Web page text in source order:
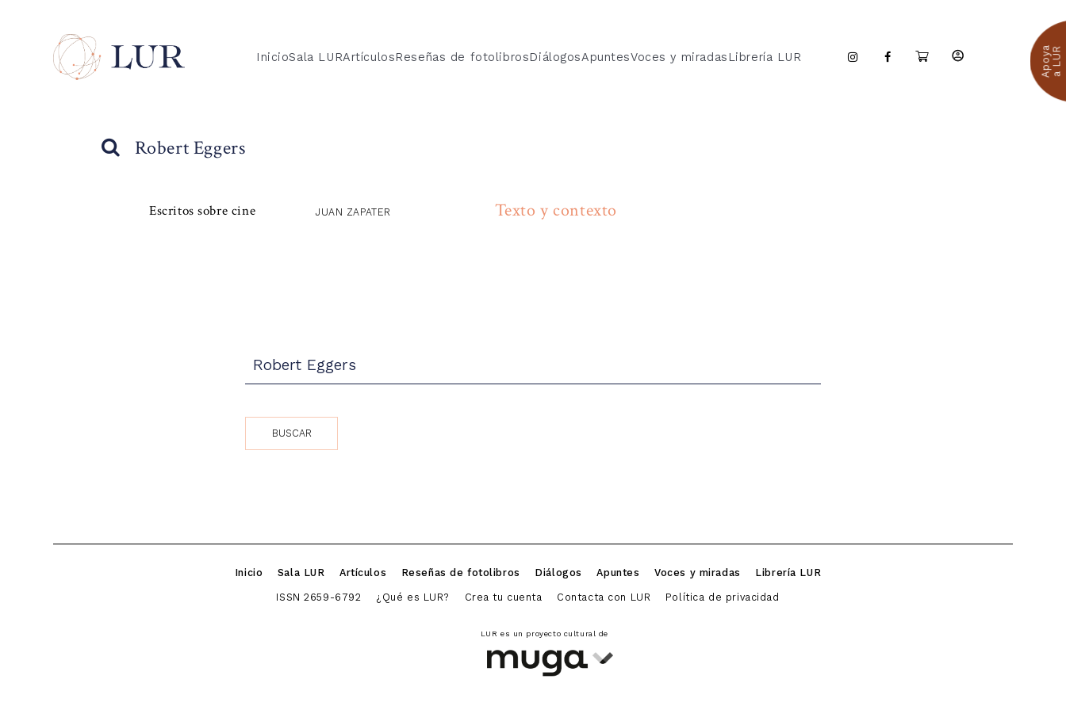
Apoyaa LUR
InicioSala LURArtículosReseñas de fotolibrosDiálogosApuntesVoces y miradasLibrería LUR
Robert Eggers
Escritos sobre cine JUAN ZAPATER Texto y contexto
Inicio Sala LUR Artículos Reseñas de fotolibros Diálogos Apuntes Voces y miradas Librería LUR
ISSN 2659-6792 ¿Qué es LUR? Crea tu cuenta Contacta con LUR Política de privacidad
LUR es un proyecto cultural de